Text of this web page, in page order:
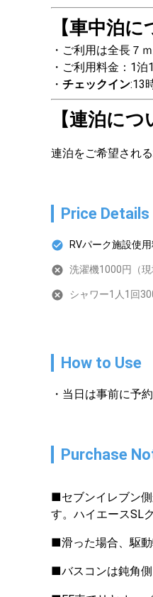
【車中泊に
ご利用は全長７
ご利用料金：1泊
チェックイン:13
【連泊につ
連泊をご希望され
Price Details
RVパーク施設使
洗濯機1000円（現
シャワー1人1回
How to Use
当日は事前に予
Purchase
■セブンイレブン
す。ハイエースSL
■滑った場合、駆動
■バスコンは鈍角側